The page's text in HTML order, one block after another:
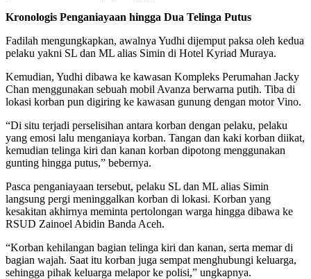
Kronologis Penganiayaan hingga Dua Telinga Putus
Fadilah mengungkapkan, awalnya Yudhi dijemput paksa oleh kedua
pelaku yakni SL dan ML alias Simin di Hotel Kyriad Muraya.
Kemudian, Yudhi dibawa ke kawasan Kompleks Perumahan Jacky
Chan menggunakan sebuah mobil Avanza berwarna putih. Tiba di
lokasi korban pun digiring ke kawasan gunung dengan motor Vino.
“Di situ terjadi perselisihan antara korban dengan pelaku, pelaku
yang emosi lalu menganiaya korban. Tangan dan kaki korban diikat,
kemudian telinga kiri dan kanan korban dipotong menggunakan
gunting hingga putus,” bebernya.
Pasca penganiayaan tersebut, pelaku SL dan ML alias Simin
langsung pergi meninggalkan korban di lokasi. Korban yang
kesakitan akhirnya meminta pertolongan warga hingga dibawa ke
RSUD Zainoel Abidin Banda Aceh.
“Korban kehilangan bagian telinga kiri dan kanan, serta memar di
bagian wajah. Saat itu korban juga sempat menghubungi keluarga,
sehingga pihak keluarga melapor ke polisi,” ungkapnya.